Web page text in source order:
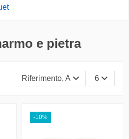
e pietra
Riferimento, A - Z 6
-10%